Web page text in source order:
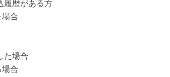
履歴がある方
場合
た場合
場合